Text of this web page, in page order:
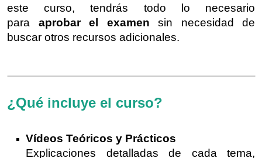
este curso, tendrás todo lo necesario
para aprobar el examen sin necesidad de
buscar otros recursos adicionales.
¿Qué incluye el curso?
Vídeos Teóricos y Prácticos
Explicaciones detalladas de cada tema,